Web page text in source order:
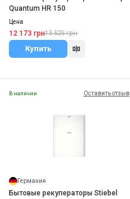
Quantum HR 150
Цена
12 173 грн13 525 грн
Купить
В наличии Оставить отзыв
Германия
Бытовые рекуператоры Stiebel